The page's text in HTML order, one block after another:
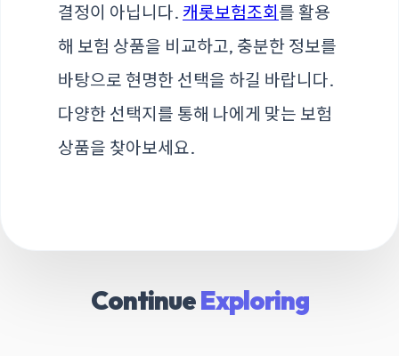
결정이 아닙니다. 캐롯보험조회 를 활용
해 보험 상품을 비교하고, 충분한 정보를
바탕으로 현명한 선택을 하길 바랍니다.
다양한 선택지를 통해 나에게 맞는 보험
상품을 찾아보세요.
ContinueExploring